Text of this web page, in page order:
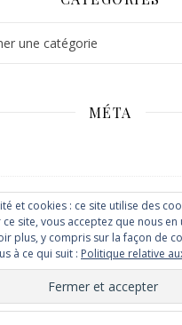
MÉTA
et cookies : ce site utilise des
ce site, vous acceptez que nous en
plus, y compris sur la façon de
à ce qui suit : Politique relative